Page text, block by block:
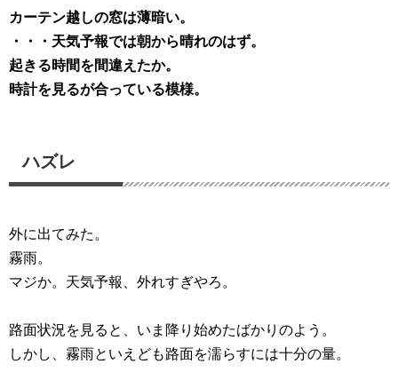
カーテン越しの窓は薄暗い。
・・・天気予報では朝から晴れのはず。
起きる時間を間違えたか。
時計を見るが合っている模様。
ハズレ
外に出てみた。
霧雨。
マジか。天気予報、外れすぎやろ。
路面状況を見ると、いま降り始めたばかりのよう。
しかし、霧雨といえども路面を濡らすには十分の量。